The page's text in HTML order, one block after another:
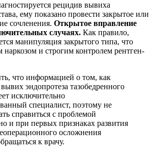
рецидив вывиха
ему показано провести закрытое или
сочленения. Открытое вправление
случаях. Как правило,
манипуляция закрытого типа, что
наркозом и строгим контролем рентген-
что информацией о том, как
эндопротеза тазобедренного
исключительно
специалист, поэтому не
справиться с проблемой
и при первых признаках развития
осложнения
к врачу.